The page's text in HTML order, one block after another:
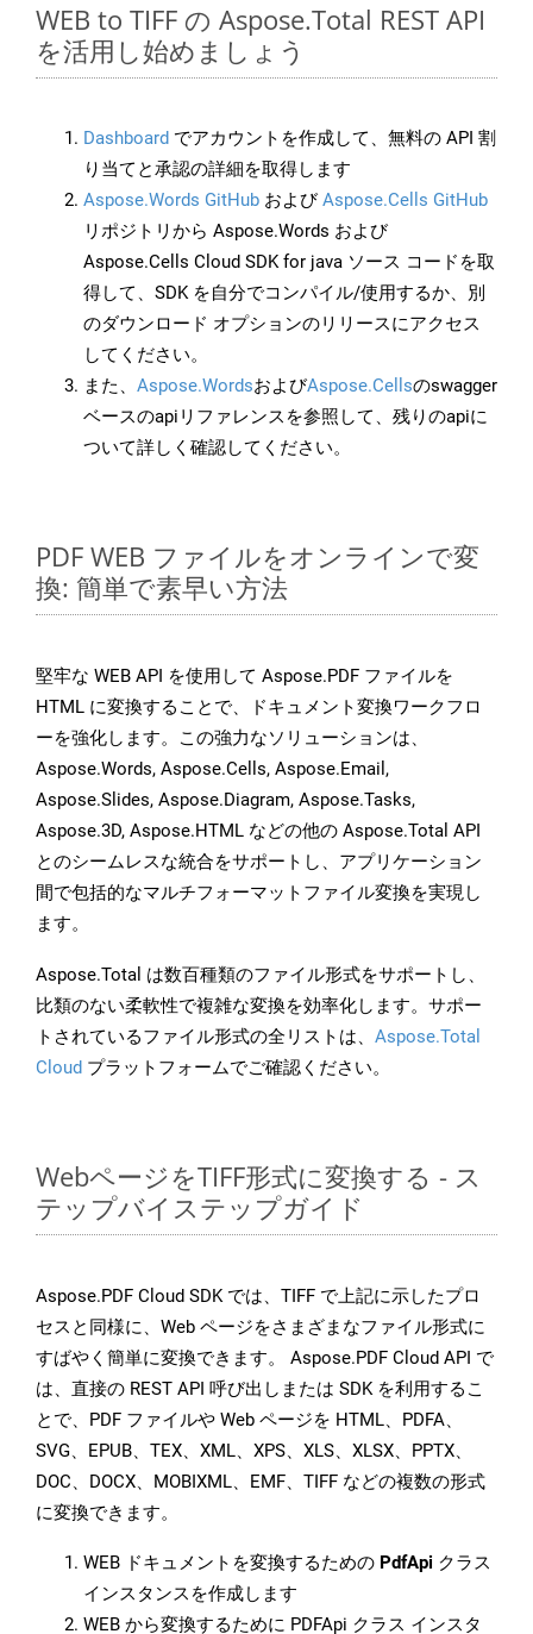
WEB to TIFF の Aspose.Total REST API
を活用し始めましょう
Dashboard でアカウントを作成して、無料の API 割
り当てと承認の詳細を取得します
Aspose.Words GitHub およびAspose.Cells GitHub
リポジトリから Aspose.Words および
Aspose.Cells Cloud SDK for java ソース コードを取
得して、SDK を自分でコンパイル/使用するか、別
のダウンロード オプションのリリースにアクセス
してください。
また、 Aspose.WordsおよびAspose.Cellsのswagger
ベースのapiリファレンスを参照して、残りのapiに
ついて詳しく確認してください。
PDF WEB ファイルをオンラインで変
換: 簡単で素早い方法
堅牢な WEB API を使用して Aspose.PDF ファイルを
HTML に変換することで、ドキュメント変換ワークフロ
ーを強化します。この強力なソリューションは、
Aspose.Words, Aspose.Cells, Aspose.Email,
Aspose.Slides, Aspose.Diagram, Aspose.Tasks,
Aspose.3D, Aspose.HTML などの他の Aspose.Total API
とのシームレスな統合をサポートし、アプリケーション
間で包括的なマルチフォーマットファイル変換を実現し
ます。
Aspose.Total は数百種類のファイル形式をサポートし、
比類のない柔軟性で複雑な変換を効率化します。サポー
トされているファイル形式の全リストは、 Aspose.Total
Cloud プラットフォームでご確認ください。
WebページをTIFF形式に変換する - ス
テップバイステップガイド
Aspose.PDF Cloud SDK では、TIFF で上記に示したプロ
セスと同様に、Web ページをさまざまなファイル形式に
すばやく簡単に変換できます。 Aspose.PDF Cloud API で
は、直接の REST API 呼び出しまたは SDK を利用するこ
とで、PDF ファイルや Web ページを HTML、PDFA、
SVG、EPUB、TEX、XML、XPS、XLS、XLSX、PPTX、
DOC、DOCX、MOBIXML、EMF、TIFF などの複数の形式
に変換できます。
WEB ドキュメントを変換するための PdfApi クラス
インスタンスを作成します
WEB から変換するために PDFApi クラス インスタ